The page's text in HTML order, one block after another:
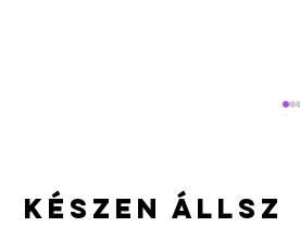
készen állsz